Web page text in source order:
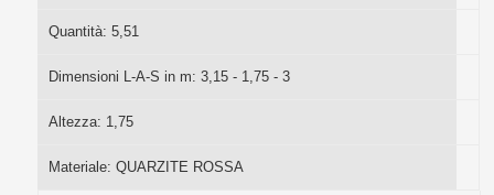
Quantità: 5,51
Dimensioni L-A-S in m: 3,15 - 1,75 - 3
Altezza: 1,75
Materiale: QUARZITE ROSSA